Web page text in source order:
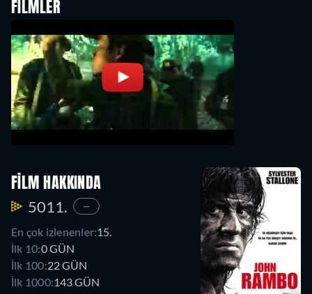
FILMLER
FILM HAKKINDA
5011. —
En çok izlenenler:15.
İlk 10:0 GÜN
İlk 100:22 GÜN
İlk 1000:143 GÜN